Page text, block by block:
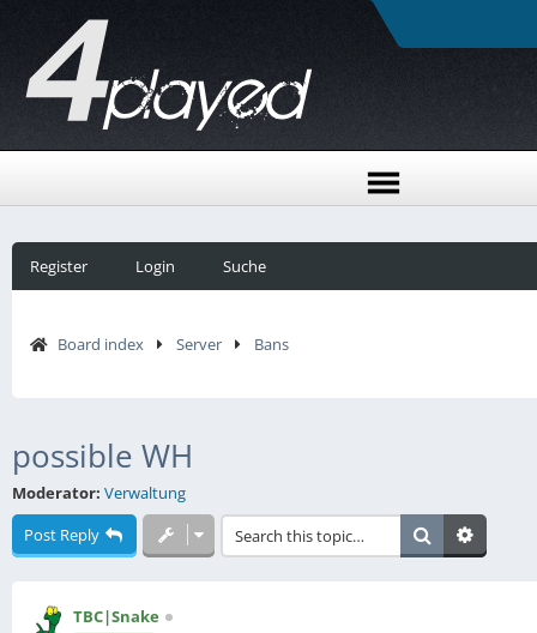
Register Login Suche
Board index Server Bans
possible WH
Moderator: Verwaltung
Post Reply
TBC|Snake